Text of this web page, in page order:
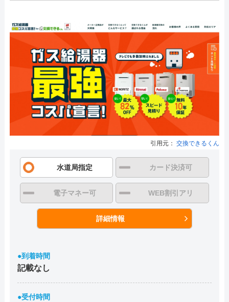
引用元： 交換できるくん
水道局指定 カード決済可
電子マネー可 WEB割引アリ
詳細情報
●到着時間
記載なし
●受付時間